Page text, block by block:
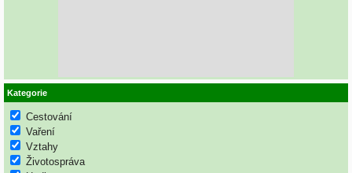
Kategorie
Cestování
Vaření
Vztahy
Životospráva